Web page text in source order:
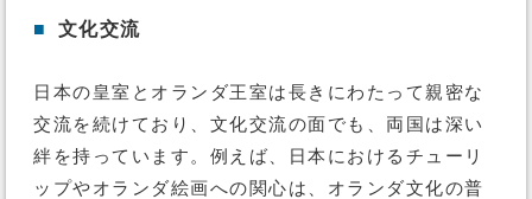
■ 文化交流
日本の皇室とオランダ王室は長きにわたって親密な
交流を続けており、文化交流の面でも、両国は深い
絆を持っています。例えば、日本におけるチューリ
ップやオランダ絵画への関心は、オランダ文化の普